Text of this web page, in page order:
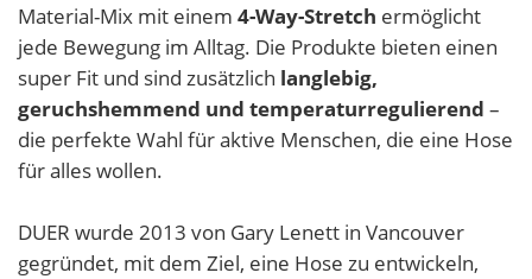
Material-Mix mit einem 4-Way-Stretch ermöglicht
jede Bewegung im Alltag. Die Produkte bieten einen
super Fit und sind zusätzlich langlebig,
geruchshemmend und temperaturregulierend –
die perfekte Wahl für aktive Menschen, die eine Hose
für alles wollen.
DUER wurde 2013 von Gary Lenett in Vancouver
gegründet, mit dem Ziel, eine Hose zu entwickeln,